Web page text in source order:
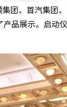
团、首汽集团
品展示。启动